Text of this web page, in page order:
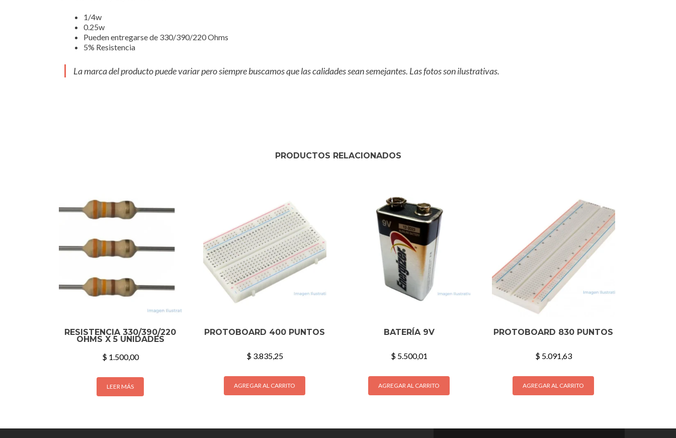
1/4w
0.25w
Pueden entregarse de 330/390/220 Ohms
5% Resistencia
La marca del producto puede variar pero siempre buscamos que las calidades sean semejantes. Las fotos son ilustrativas.
PRODUCTOS RELACIONADOS
RESISTENCIA 330/390/220
OHMS X 5 UNIDADES
$1.500,00
LEER MÁS
PROTOBOARD 400 PUNTOS
$3.835,25
AGREGAR AL CARRITO
BATERÍA 9V
$5.500,01
AGREGAR AL CARRITO
PROTOBOARD 830 PUNTOS
$5.091,63
AGREGAR AL CARRITO